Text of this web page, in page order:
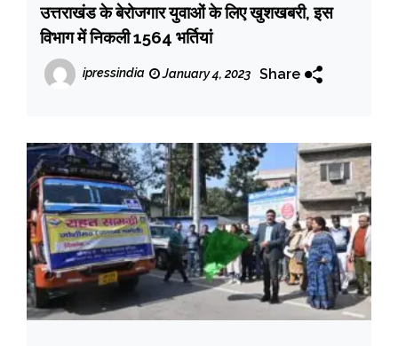
उत्तराखंड के बेरोजगार युवाओं के लिए खुशखबरी, इस
विभाग में निकली 1564 भर्तियां
ipressindia January 4, 2023 Share